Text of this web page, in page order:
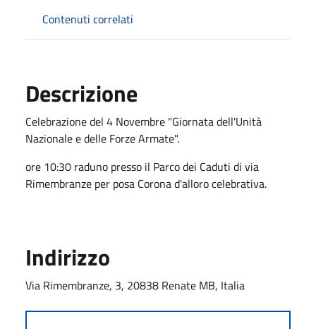
Contenuti correlati
Descrizione
Celebrazione del 4 Novembre "Giornata dell'Unità
Nazionale e delle Forze Armate".
ore 10:30 raduno presso il Parco dei Caduti di via
Rimembranze per posa Corona d'alloro celebrativa.
Indirizzo
Via Rimembranze, 3, 20838 Renate MB, Italia